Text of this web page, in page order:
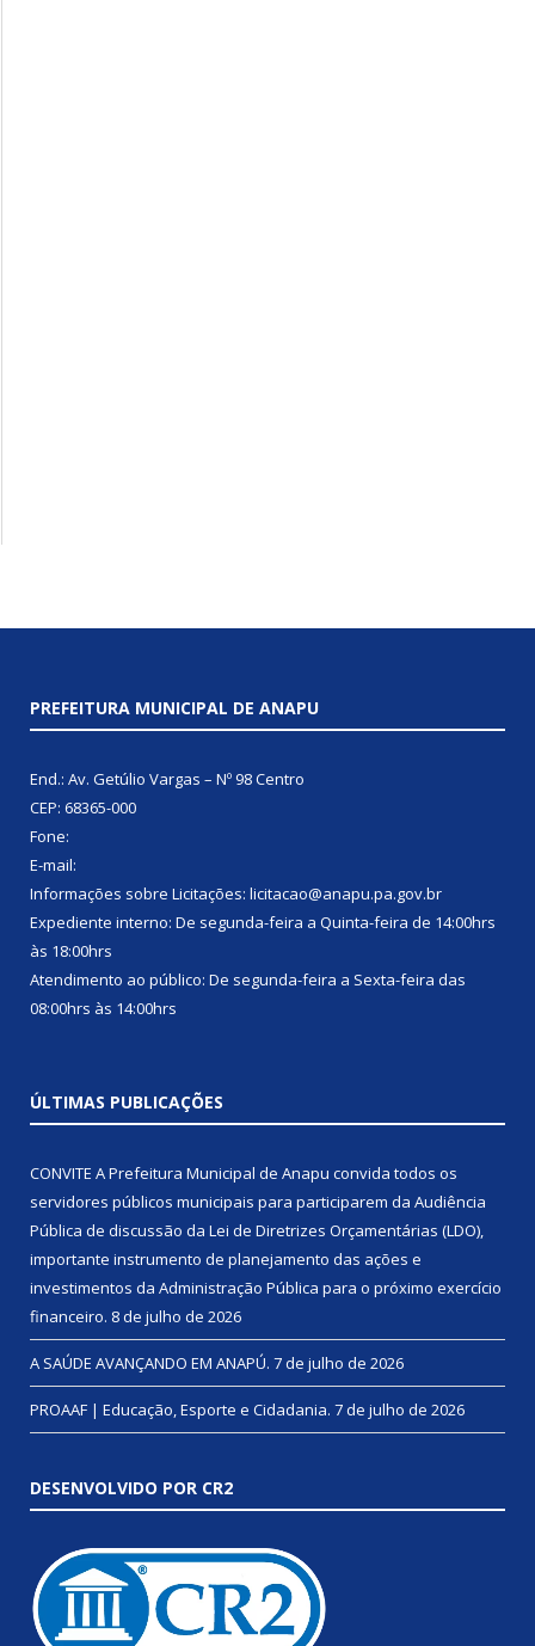
PREFEITURA MUNICIPAL DE ANAPU
End.: Av. Getúlio Vargas – Nº 98 Centro
CEP: 68365-000
Fone:
E-mail:
Informações sobre Licitações: licitacao@anapu.pa.gov.br
Expediente interno: De segunda-feira a Quinta-feira de 14:00hrs
às 18:00hrs
Atendimento ao público: De segunda-feira a Sexta-feira das
08:00hrs às 14:00hrs
ÚLTIMAS PUBLICAÇÕES
CONVITE A Prefeitura Municipal de Anapu convida todos os
servidores públicos municipais para participarem da Audiência
Pública de discussão da Lei de Diretrizes Orçamentárias (LDO),
importante instrumento de planejamento das ações e
investimentos da Administração Pública para o próximo exercício
financeiro. 8 de julho de 2026
A SAÚDE AVANÇANDO EM ANAPÚ. 7 de julho de 2026
PROAAF | Educação, Esporte e Cidadania. 7 de julho de 2026
DESENVOLVIDO POR CR2